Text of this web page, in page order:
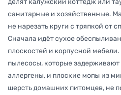
санитарные и хозяйственные.
не нарезать круги с тряпкой от
Сначала идёт сухое
плоскостей и корпусной мебели.
пылесосы, которые
аллергены, и плоские мопы из
шерсть домашних питомцев, не